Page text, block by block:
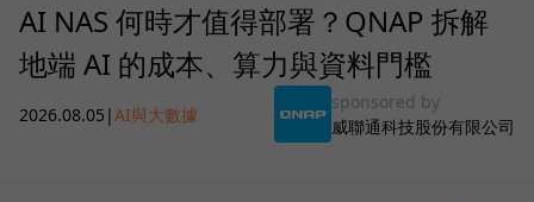
AI NAS 何時才值得部署？QNAP 拆解
地端 AI 的成本、算力與資料門檻
2026.08.05 |AI與大數據
sponsored by
威聯通科技股份有限公司